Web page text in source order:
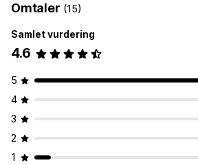
Omtaler (15)
Samlet vurdering
4.6
5
4
3
2
1